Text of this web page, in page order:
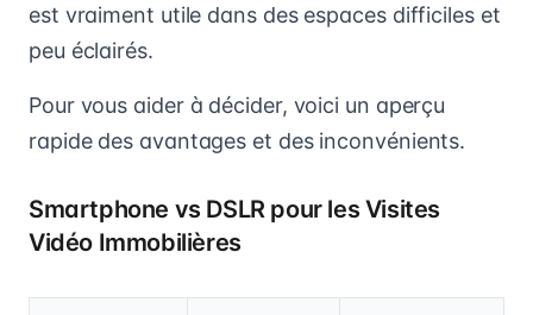
est vraiment utile dans des espaces difficiles et
peu éclairés.
Pour vous aider à décider, voici un aperçu
rapide des avantages et des inconvénients.
Smartphone vs DSLR pour les Visites
Vidéo Immobilières